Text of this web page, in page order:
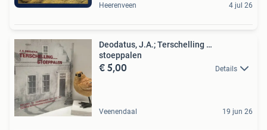
Heerenveen 4 jul 26
Deodatus, J.A.; Terschelling …
stoeppalen
€ 5,00 Details
Veenendaal 19 jun 26